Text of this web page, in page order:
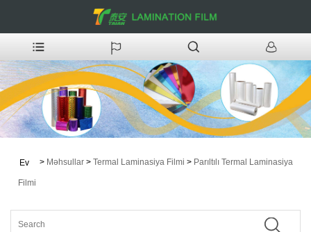
Ev > Məhsullar > Termal Laminasiya Filmi > Parıltılı Termal Laminasiya
Filmi